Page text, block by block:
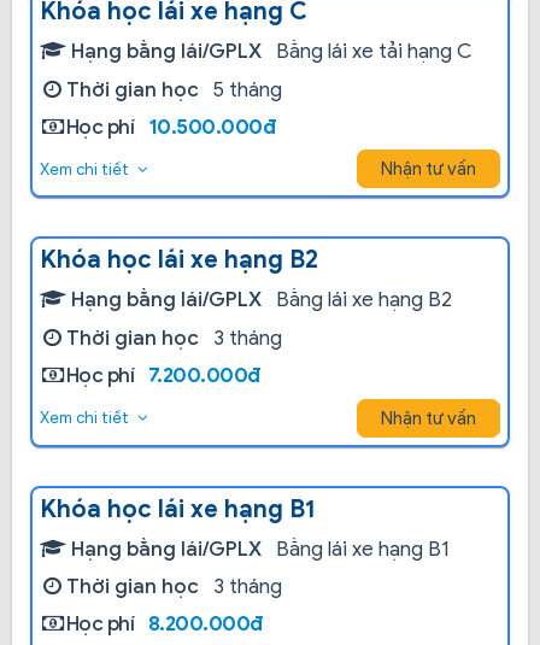
Khóa học lái xe hạng C
Hạng bằng lái/GPLX
Bằng lái xe tải hạng C
Thời gian học 5 tháng
Học phí
10.500.000đ
Xem chi tiết Nhận tư vấn
Khóa học lái xe hạng B2
Hạng bằng lái/GPLX
Bằng lái xe hạng B2
Thời gian học
3 tháng
Học phí
7.200.000đ
Xem chi tiết Nhận tư vấn
Khóa học lái xe hạng B1
Hạng bằng lái/GPLX
Bằng lái xe hạng B1
Thời gian học
3 tháng
Học phí
8.200.000đ